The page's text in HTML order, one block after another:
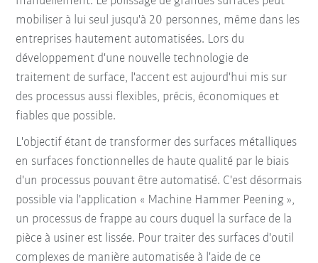
mobiliser à lui seul jusqu'à 20 personnes, même dans les
entreprises hautement automatisées. Lors du
développement d'une nouvelle technologie de
traitement de surface, l'accent est aujourd'hui mis sur
des processus aussi flexibles, précis, économiques et
fiables que possible.
L'objectif étant de transformer des surfaces métalliques
en surfaces fonctionnelles de haute qualité par le biais
d'un processus pouvant être automatisé. C'est désormais
possible via l'application « Machine Hammer Peening »,
un processus de frappe au cours duquel la surface de la
pièce à usiner est lissée. Pour traiter des surfaces d'outil
complexes de manière automatisée à l'aide de ce